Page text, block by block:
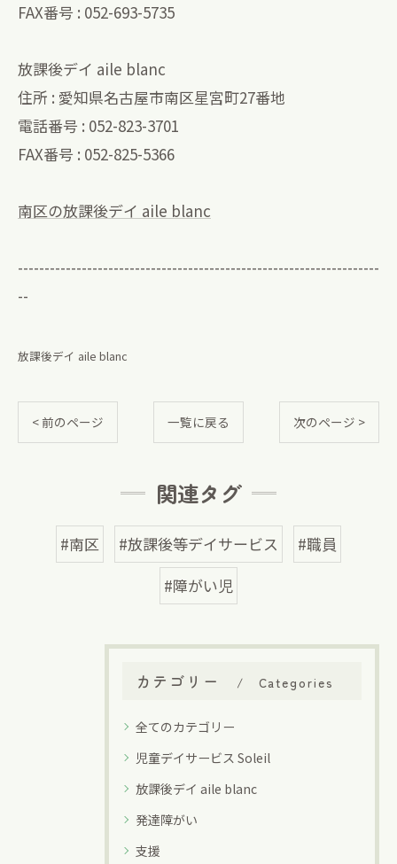
FAX番号 : 052-693-5735
放課後デイ aile blanc
住所 : 愛知県名古屋市南区星宮町27番地
電話番号 : 052-823-3701
FAX番号 : 052-825-5366
南区の放課後デイ aile blanc
--------------------------------------------------------------------
--
放課後デイ aile blanc
< 前のページ 一覧に戻る 次のページ >
関連タグ
#南区 #放課後等デイサービス
#職員
#障がい児
カテゴリー Categories
全てのカテゴリー
児童デイサービス Soleil
放課後デイ aile blanc
発達障がい
支援